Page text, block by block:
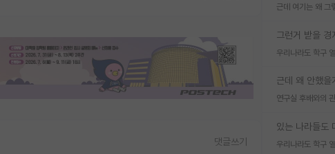
근데 왜 안했을
연구실 후배와의 관
댓글쓰기